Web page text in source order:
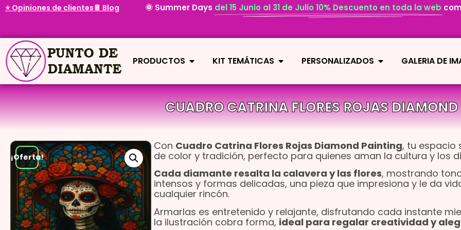
⭐ Opiniones de clientes📔 Blog 🌞 Summer Days del 15 Junio al 31 de Julio 10% Descuento en toda la web
PRODUCTOS KIT TEMÁTICAS PERSONALIZADOS GALERIA DE
CUADRO CATRINA FLORES ROJAS
¡Oferta!
Con Cuadro Catrina Flores Rojas Diamond Painting, tu espacio
de color y tradición, perfecto para quienes aman la cultura y los
Cada diamante resalta la calavera y las flores, mostrando
intensos y formas delicadas, una pieza que impresiona y le da
cualquier rincón.
Armarlas es entretenido y relajante, disfrutando cada instante
la ilustración cobra forma, ideal para regalar creatividad y